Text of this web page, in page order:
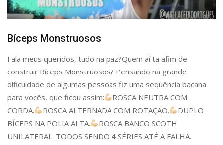
Bíceps Monstruosos
Fala meus queridos, tudo na paz?Quem aí ta afim de
construir Bíceps Monstruosos? Pensando na grande
dificuldade de algumas pessoas fiz uma sequência bacana
para vocês, que ficou assim:
ROSCA NEUTRA COM
CORDA.
ROSCA ALTERNADA COM ROTAÇÃO.
DUPLO
BÍCEPS NA POLIA ALTA.
ROSCA BANCO SCOTH
UNILATERAL. TODOS SENDO 4 SÉRIES ATÉ A FALHA.